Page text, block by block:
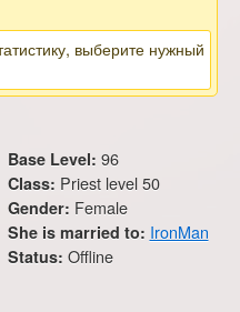
выберите нужный
Base Level: 96
Class: Priest level 50
Gender: Female
She is married to: IronMan
Status: Offline